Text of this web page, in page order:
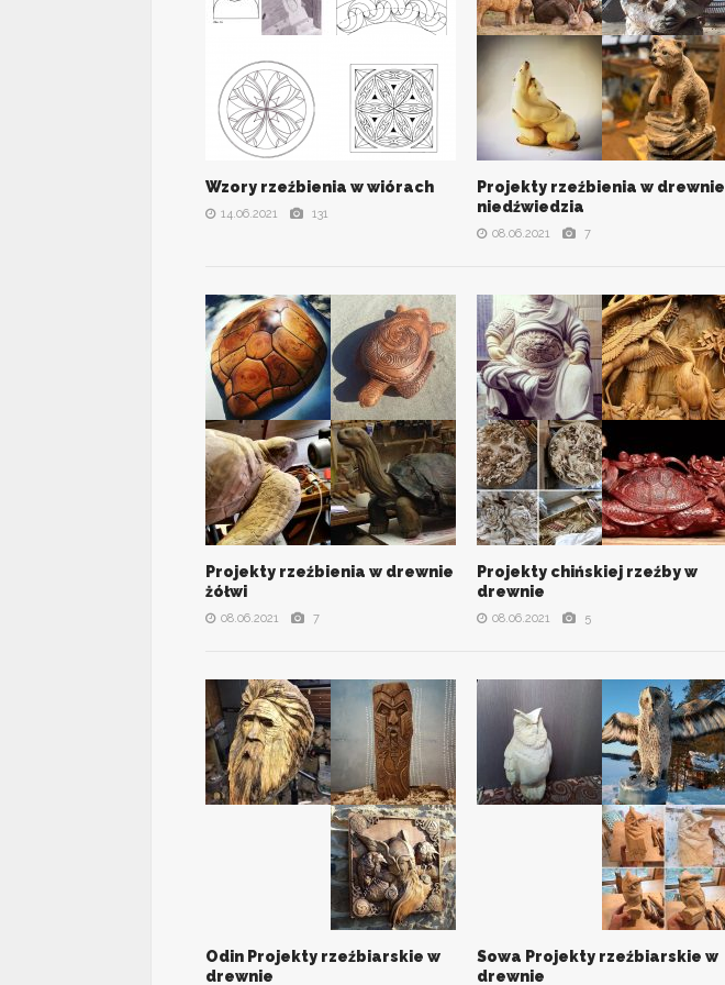
VIEW ALL PHOTOS
Wzory rzeźbienia w wiórach
14.06.2021 131
VIEW ALL PHOTOS
Projekty rzeźbienia w drewnie
niedźwiedzia
08.06.2021 7
VIEW ALL PHOTOS
Projekty rzeźbienia w drewnie
żółwi
08.06.2021 7
VIEW ALL PHOTOS
Projekty chińskiej rzeźby w
drewnie
08.06.2021 5
VIEW ALL PHOTOS
Odin Projekty rzeźbiarskie w
drewnie
VIEW ALL PHOTOS
Sowa Projekty rzeźbiarskie w
drewnie